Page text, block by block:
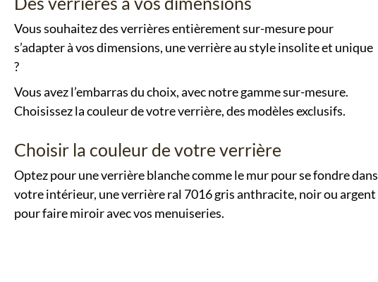
Vous souhaitez des verrières entièrement sur-mesure pour
s’adapter à vos dimensions, une verrière au style insolite et unique
?
Vous avez l’embarras du choix, avec notre gamme sur-mesure.
Choisissez la couleur de votre verrière, des modèles exclusifs.
Choisir la couleur de votre verrière
Optez pour une verrière blanche comme le mur pour se fondre dans
votre intérieur, une verrière ral 7016 gris anthracite, noir ou argent
pour faire miroir avec vos menuiseries.